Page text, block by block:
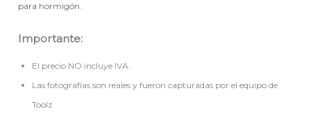
para hormigón.
Importante:
El precio NO incluye IVA.
Las fotografías son reales y fueron capturadas por el equipo de
Toolz.